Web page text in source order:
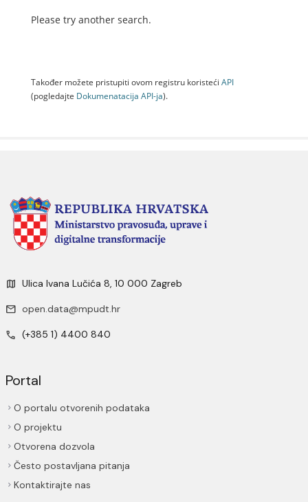
Please try another search.
Također možete pristupiti ovom registru koristeći API
(pogledajte Dokumenаtаcijа API-jа).